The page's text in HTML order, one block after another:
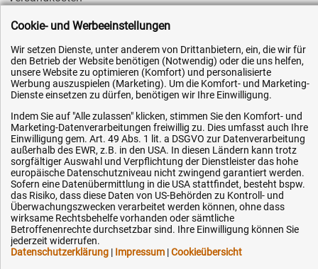
Zahlungsarten
AGB / Widerrufsrecht
Datenschutz
Impressum
Karriere
OEM-Ersatzteile
Technik-Hilfe
Downloads
Kontakt
Ihre Hytec-Hydraulik Vorteile
Cookie- und Werbeeinstellungen
Wir setzen Dienste, unter anderem von Drittanbietern, ein, die wir für
den Betrieb der Website benötigen (Notwendig) oder die uns helfen,
unsere Website zu optimieren (Komfort) und personalisierte
Werbung auszuspielen (Marketing). Um die Komfort- und Marketing-
Dienste einsetzen zu dürfen, benötigen wir Ihre Einwilligung.
Indem Sie auf "Alle zulassen" klicken, stimmen Sie den Komfort- und
Marketing-Datenverarbeitungen freiwillig zu. Dies umfasst auch Ihre
Einwilligung gem. Art. 49 Abs. 1 lit. a DSGVO zur Datenverarbeitung
außerhalb des EWR, z.B. in den USA. In diesen Ländern kann trotz
sorgfältiger Auswahl und Verpflichtung der Dienstleister das hohe
europäische Datenschutzniveau nicht zwingend garantiert werden.
Sofern eine Datenübermittlung in die USA stattfindet, besteht bspw.
das Risiko, dass diese Daten von US-Behörden zu Kontroll- und
Überwachungszwecken verarbeitet werden können, ohne dass
wirksame Rechtsbehelfe vorhanden oder sämtliche
Betroffenenrechte durchsetzbar sind. Ihre Einwilligung können Sie
jederzeit widerrufen.
Datenschutzerklärung | Impressum |Cookieübersicht